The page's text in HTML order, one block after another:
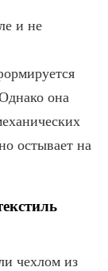
и не
она
остывает на
чехлом из